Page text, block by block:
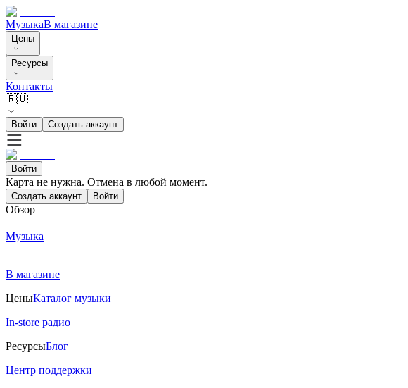
МузыкаВ магазине
Цены
Ресурсы
Контакты
🇷🇺
Войти Создать аккаунт
Войти
Карта не нужна. Отмена в любой момент.
Создать аккаунт Войти
Обзор
Музыка
В магазине
ЦеныКаталог музыки
In-store радио
РесурсыБлог
Центр поддержки